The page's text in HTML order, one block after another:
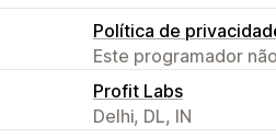
Política de
Este programador
Profit Labs
Delhi, DL, IN